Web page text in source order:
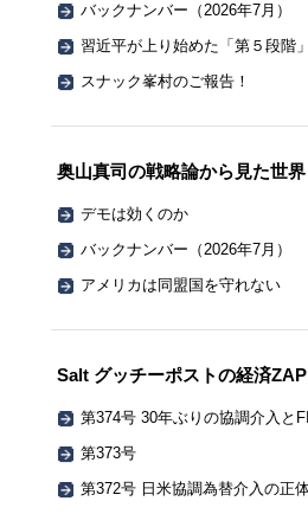
バックナンバー（2026年7月）
習近平が上り始めた「第５段階
スナック峯村のご報告！
奥山真司の戦略論から見た世界
デモは効くのか
バックナンバー（2026年7月）
アメリカは同盟国を守れない
Salt グッチーポストの経済
第374号 30年ぶりの協調介入と
第373号
第372号 日米協調為替介入の正